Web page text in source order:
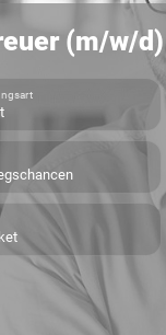
(m/w/d)